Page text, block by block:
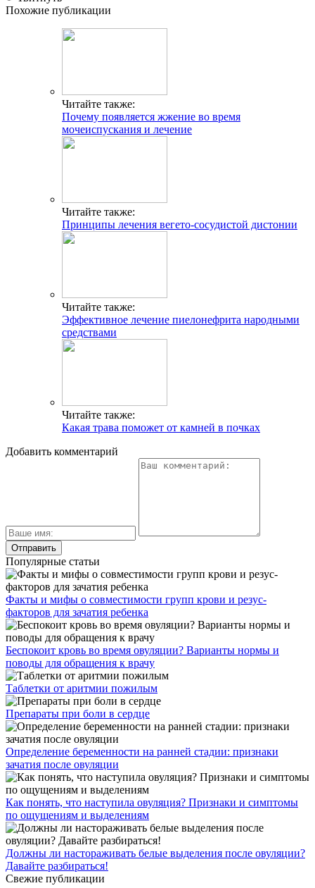
Похожие публикации
Читайте также:
Почему появляется жжение во время
мочеиспускания и лечение
Читайте также:
Принципы лечения вегето-сосудистой дистонии
Читайте также:
Эффективное лечение пиелонефрита народными
средствами
Читайте также:
Какая трава поможет от камней в почках
Добавить комментарий
Популярные статьи
Факты и мифы о совместимости групп крови и резус-
факторов для зачатия ребенка
Беспокоит кровь во время овуляции? Варианты нормы и
поводы для обращения к врачу
Таблетки от аритмии пожилым
Препараты при боли в сердце
Определение беременности на ранней стадии: признаки
зачатия после овуляции
Как понять, что наступила овуляция? Признаки и симптомы
по ощущениям и выделениям
Должны ли настораживать белые выделения после овуляции?
Давайте разбираться!
Свежие публикации